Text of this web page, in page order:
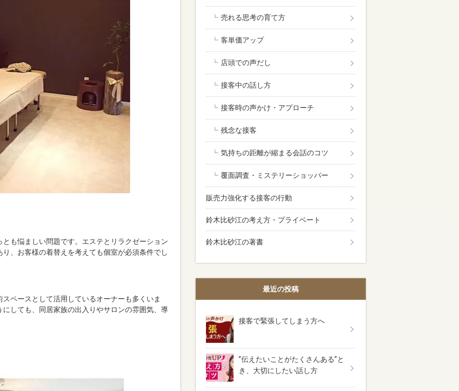
も悩ましい問題です。エステとリラクゼーション
、お客様の着替えを考えても個室が必須条件でし
ペースとして活用しているオーナーも多くいま
しても、同居家族の出入りやサロンの雰囲気、導
売れる思考の育て方
客単価アップ
店頭での声だし
接客中の話し方
接客時の声かけ・アプローチ
残念な接客
気持ちの距離が縮まる会話のコツ
覆面調査・ミステリーショッパー
販売力強化する接客の行動
鈴木比砂江の考え方・プライベート
鈴木比砂江の著書
最近の投稿
接客で緊張してしまう方へ
”伝えたいことがたくさんある”と
き、大切にしたい話し方